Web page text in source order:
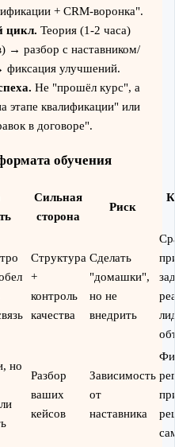
+ CRM-воронка".
цикл. Теория (1-2 часа)
→ разбор с наставником/
фиксация улучшений.
Не "прошёл курс", а
этапе квалификации" или
в договоре".
обучения
Сильная
сторона
Риск
Структура
+
контроль
качества
Сделать
"домашки",
но не
внедрить
но
Разбор
ваших
кейсов
Зависимость
от
наставника